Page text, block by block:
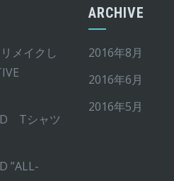
メイクし
Tシャツ
”ALL-
ARCHIVE
2016年8月
2016年6月
2016年5月